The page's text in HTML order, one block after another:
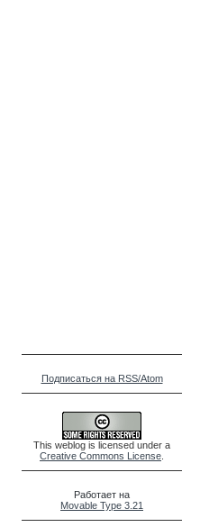
Подписаться на RSS/Atom
This weblog is licensed under a
Creative Commons License
Работает на
Movable Type 3.21